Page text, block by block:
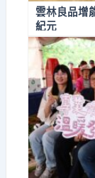
雲林良品增
紀元